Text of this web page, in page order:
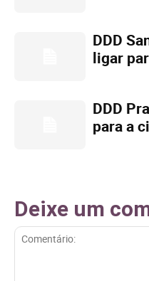
DDD
ligar
DDD
para a
Deixe um